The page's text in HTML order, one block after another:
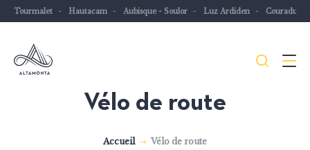
Tourmalet Hautacam Aubisque - Soulor Luz Ardiden
Menu
Vélo de route
Accueil Vélo de route